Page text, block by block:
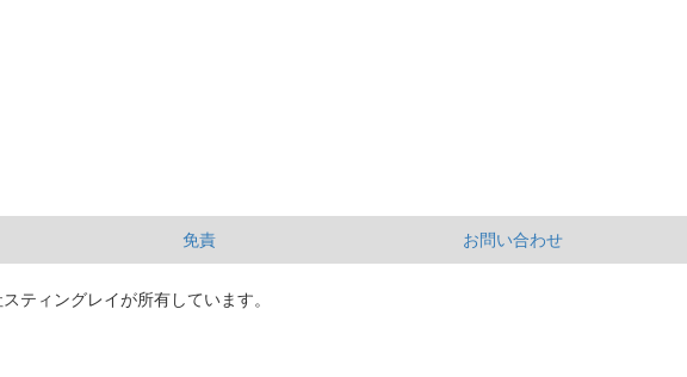
免責 お問い合わせ
ティングレイが所有しています。